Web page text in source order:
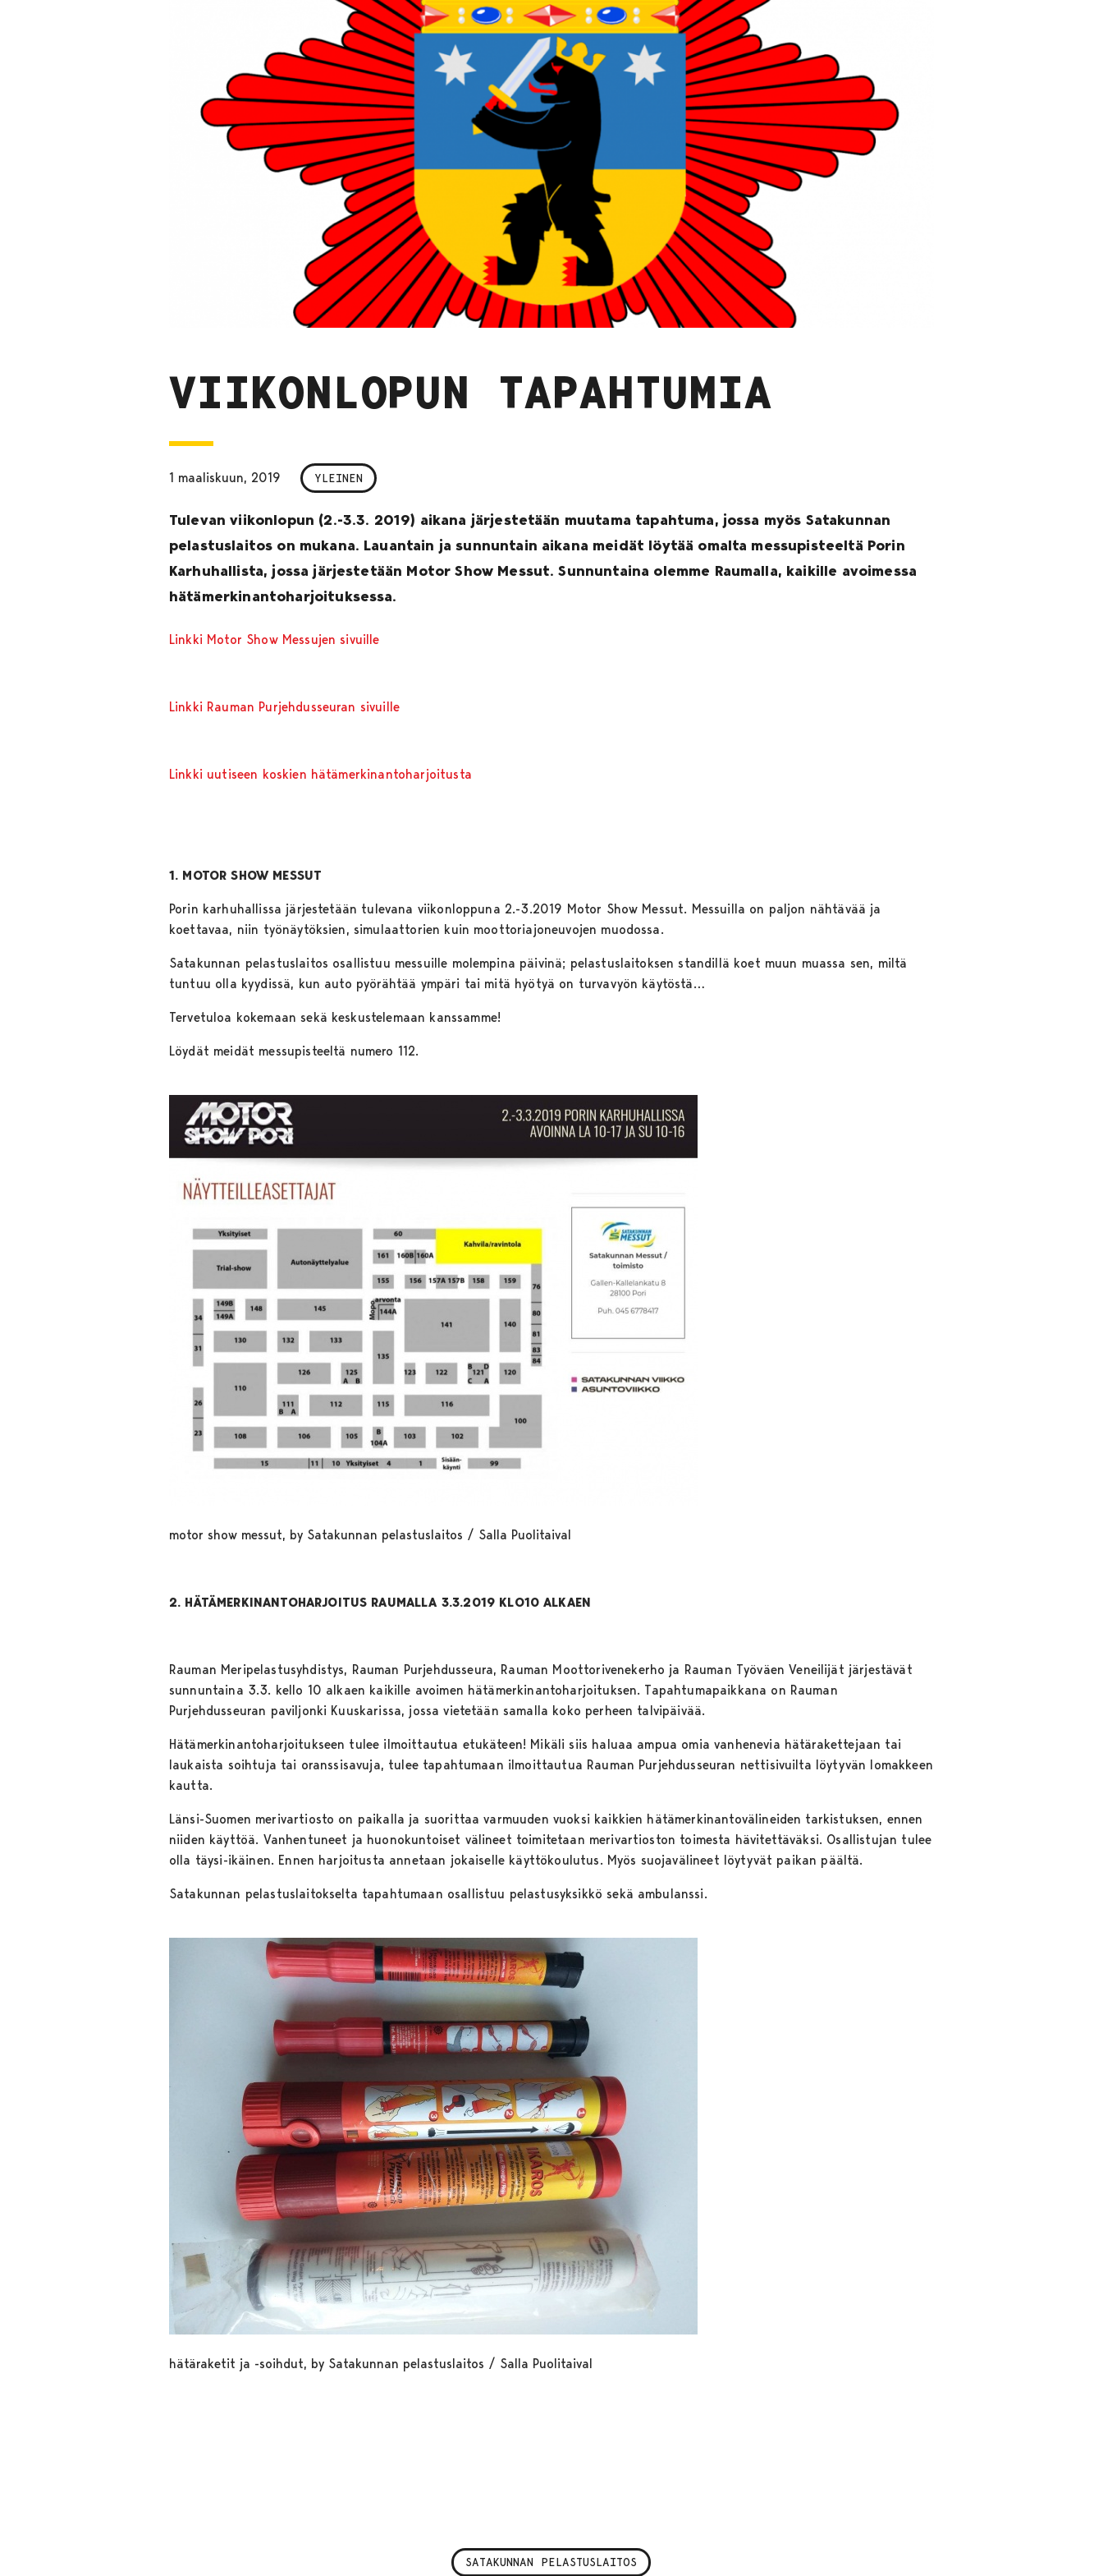
VIIKONLOPUN TAPAHTUMIA
1 maaliskuun, 2019 YLEINEN
Tulevan viikonlopun (2.-3.3. 2019) aikana järjestetään muutama tapahtuma, jossa myös Satakunnan
pelastuslaitos on mukana. Lauantain ja sunnuntain aikana meidät löytää omalta messupisteeltä Porin
Karhuhallista, jossa järjestetään Motor Show Messut. Sunnuntaina olemme Raumalla, kaikille avoimessa
hätämerkinantoharjoituksessa.
Linkki Motor Show Messujen sivuille
Linkki Rauman Purjehdusseuran sivuille
Linkki uutiseen koskien hätämerkinantoharjoitusta
1. MOTOR SHOW MESSUT
Porin karhuhallissa järjestetään tulevana viikonloppuna 2.-3.2019 Motor Show Messut. Messuilla on paljon nähtävää ja
koettavaa, niin työnäytöksien, simulaattorien kuin moottoriajoneuvojen muodossa.
Satakunnan pelastuslaitos osallistuu messuille molempina päivinä; pelastuslaitoksen standillä koet muun muassa sen, miltä
tuntuu olla kyydissä, kun auto pyörähtää ympäri tai mitä hyötyä on turvavyön käytöstä…
Tervetuloa kokemaan sekä keskustelemaan kanssamme!
Löydät meidät messupisteeltä numero 112.
motor show messut, by Satakunnan pelastuslaitos / Salla Puolitaival
2. HÄTÄMERKINANTOHARJOITUS RAUMALLA 3.3.2019 KLO10 ALKAEN
Rauman Meripelastusyhdistys, Rauman Purjehdusseura, Rauman Moottorivenekerho ja Rauman Työväen Veneilijät järjestävät
sunnuntaina 3.3. kello 10 alkaen kaikille avoimen hätämerkinantoharjoituksen. Tapahtumapaikkana on Rauman
Purjehdusseuran paviljonki Kuuskarissa, jossa vietetään samalla koko perheen talvipäivää.
Hätämerkinantoharjoitukseen tulee ilmoittautua etukäteen! Mikäli siis haluaa ampua omia vanhenevia hätärakettejaan tai
laukaista soihtuja tai oranssisavuja, tulee tapahtumaan ilmoittautua Rauman Purjehdusseuran nettisivuilta löytyvän lomakkeen
kautta.
Länsi-Suomen merivartiosto on paikalla ja suorittaa varmuuden vuoksi kaikkien hätämerkinantovälineiden tarkistuksen, ennen
niiden käyttöä. Vanhentuneet ja huonokuntoiset välineet toimitetaan merivartioston toimesta hävitettäväksi. Osallistujan tulee
olla täysi-ikäinen. Ennen harjoitusta annetaan jokaiselle käyttökoulutus. Myös suojavälineet löytyvät paikan päältä.
Satakunnan pelastuslaitokselta tapahtumaan osallistuu pelastusyksikkö sekä ambulanssi.
hätäraketit ja -soihdut, by Satakunnan pelastuslaitos / Salla Puolitaival
SATAKUNNAN PELASTUSLAITOS